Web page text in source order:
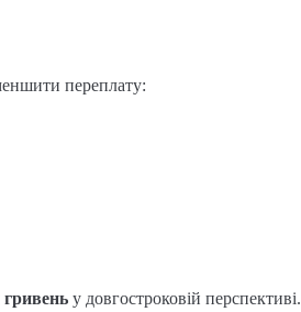
переплату:
гривень у довгостроковій перспективі.